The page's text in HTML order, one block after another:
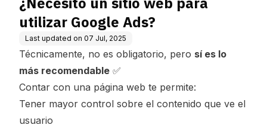
utilizar Google Ads?
Last updated on 07 Jul, 2025
Técnicamente, no es obligatorio, pero sí es lo
más recomendable ✅
Contar con una página web te permite:
Tener mayor control sobre el contenido que ve el
usuario